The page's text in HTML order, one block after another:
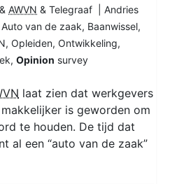
AWVN & Telegraaf | Andries
Auto van de zaak, Baanwissel,
, Opleiden, Ontwikkeling,
, Opinion survey
laat zien dat werkgevers
is geworden om
te houden. De tijd dat
al een “auto van de zaak”